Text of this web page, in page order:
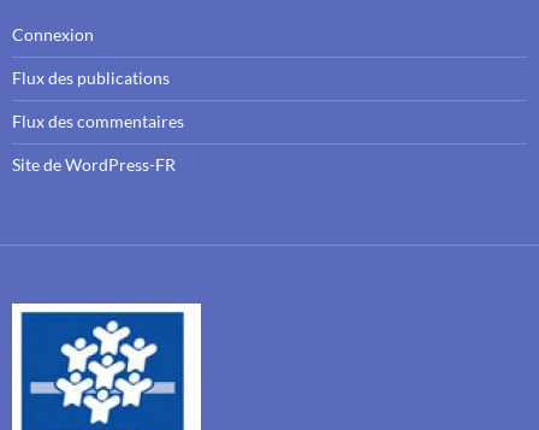
Connexion
Flux des publications
Flux des commentaires
Site de WordPress-FR